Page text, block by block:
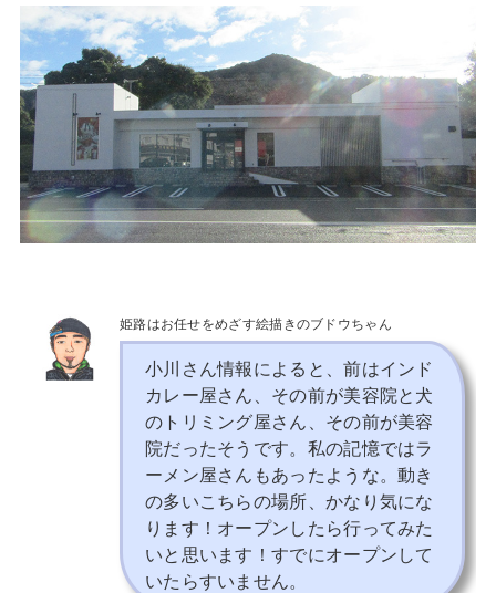
姫路はお任せをめざす絵描きのブドウちゃん
小川さん情報によると、前はインド
カレー屋さん、その前が美容院と犬
のトリミング屋さん、その前が美容
院だったそうです。私の記憶ではラ
ーメン屋さんもあったような。動き
の多いこちらの場所、かなり気にな
ります！オープンしたら行ってみた
いと思います！すでにオープンして
いたらすいません。